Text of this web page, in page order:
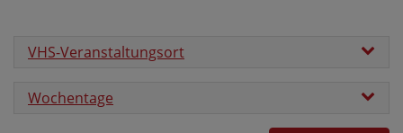
VHS-Veranstaltungsort
Wochentage